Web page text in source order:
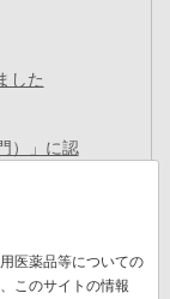
した
）」に認
医薬品等についての
このサイトの情報